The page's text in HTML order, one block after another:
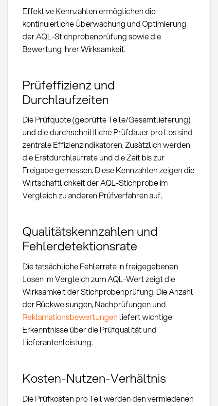
Effektive Kennzahlen ermöglichen die
kontinuierliche Überwachung und Optimierung
der AQL-Stichprobenprüfung sowie die
Bewertung ihrer Wirksamkeit.
Prüfeffizienz und
Durchlaufzeiten
Die Prüfquote (geprüfte Teile/Gesamtlieferung)
und die durchschnittliche Prüfdauer pro Los sind
zentrale Effizienzindikatoren. Zusätzlich werden
die Erstdurchlaufrate und die Zeit bis zur
Freigabe gemessen. Diese Kennzahlen zeigen die
Wirtschaftlichkeit der AQL-Stichprobe im
Vergleich zu anderen Prüfverfahren auf.
Qualitätskennzahlen und
Fehlerdetektionsrate
Die tatsächliche Fehlerrate in freigegebenen
Losen im Vergleich zum AQL-Wert zeigt die
Wirksamkeit der Stichprobenprüfung. Die Anzahl
der Rückweisungen, Nachprüfungen und
Reklamationsbewertungen liefert wichtige
Erkenntnisse über die Prüfqualität und
Lieferantenleistung.
Kosten-Nutzen-Verhältnis
Die Prüfkosten pro Teil werden den vermiedenen